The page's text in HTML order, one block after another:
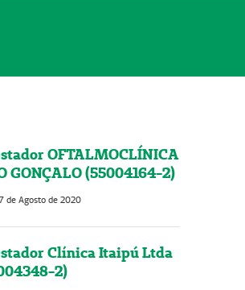
OFTALMOCLÍNICA
GONÇALO (55004164-2)
de Agosto de 2020
Clínica Itaipú Ltda
2)